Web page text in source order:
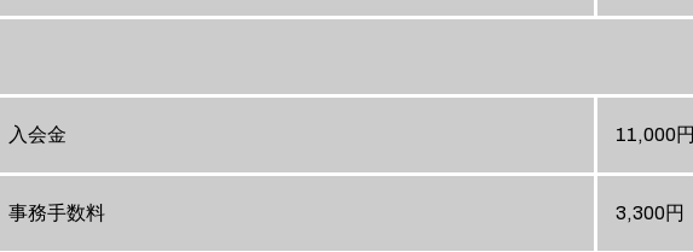
入会金 11,000円
事務手数料 3,300円